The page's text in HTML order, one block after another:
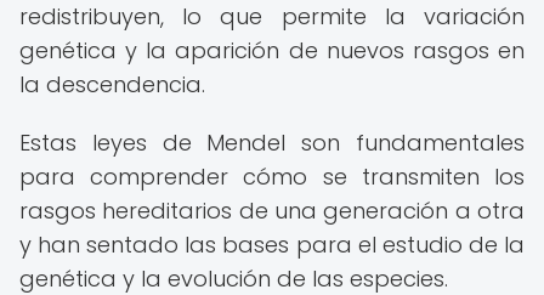
redistribuyen, lo que permite la variación
genética y la aparición de nuevos rasgos en
la descendencia.
Estas leyes de Mendel son fundamentales
para comprender cómo se transmiten los
rasgos hereditarios de una generación a otra
y han sentado las bases para el estudio de la
genética y la evolución de las especies.